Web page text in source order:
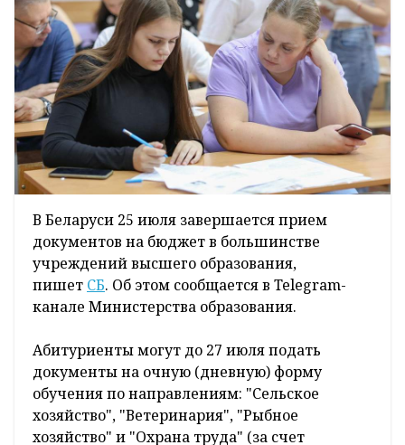
В Беларуси 25 июля завершается прием
документов на бюджет в большинстве
учреждений высшего образования,
пишет СБ. Об этом сообщается в Telegram-
канале Министерства образования.
Абитуриенты могут до 27 июля подать
документы на очную (дневную) форму
обучения по направлениям: "Сельское
хозяйство", "Ветеринария", "Рыбное
хозяйство" и "Охрана труда" (за счет